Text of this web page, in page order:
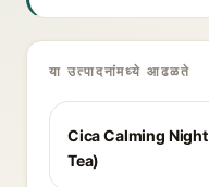
या उत्पादनांमध्ये आढळते
Cica Calming
Tea)